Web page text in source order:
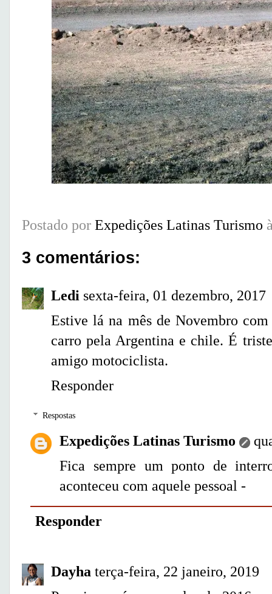
Postado por Expedições Latinas Turismo
3 comentários:
Ledi sexta-feira, 01 dezembro, 2017
Estive lá na mês de Novembro
carro pela Argentina e chile. É
amigo motociclista.
Responder
Respostas
Expedições Latinas Turismo
Fica sempre um ponto de
aconteceu com aquele pessoal -
Responder
Dayha terça-feira, 22 janeiro, 2019